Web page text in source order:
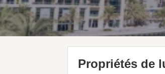
Propriétés de